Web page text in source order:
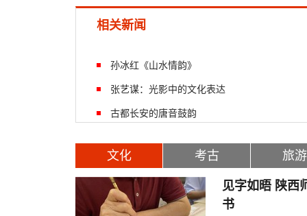
相关新闻
孙冰红《山水情韵》
张艺谋：光影中的文化表达
古都长安的唐音鼓韵
文化 考古 旅游
见字如晤 陕西
书